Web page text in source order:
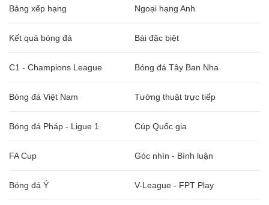
Bảng xếp hạng Ngoại hạng Anh
Kết quả bóng đá Bài đặc biệt
C1 - Champions League Bóng đá Tây Ban Nha
Bóng đá Việt Nam Tường thuật trực tiếp
Bóng đá Pháp - Ligue 1 Cúp Quốc gia
FA Cup Góc nhìn - Bình luận
Bóng đá Ý V-League - FPT Play